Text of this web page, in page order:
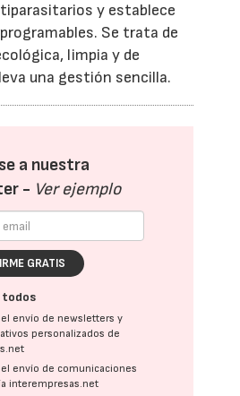
y establece
Se trata de
limpia y de
una gestión sencilla.
a nuestra
- Ver ejemplo
GRATIS
todos
envío de newsletters y
personalizados de
envío de comunicaciones
interempresas.net